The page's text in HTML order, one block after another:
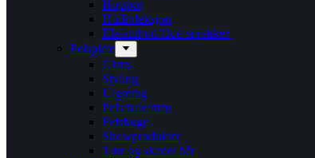
Hotspot
Hudinfeksjon
Elefanthud/Hud sprekker
Pelspleie
Glans
Styling
Utgreing
Pels/hale/man
Pelsfarge
Showprodukter
Tørr og skadet hår